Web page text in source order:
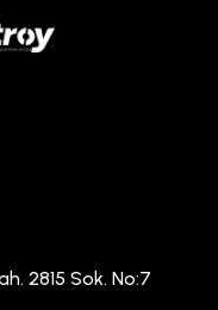
2815 Sok. No:7